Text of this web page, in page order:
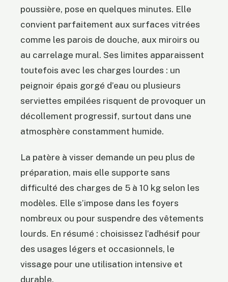
poussière, pose en quelques minutes. Elle
convient parfaitement aux surfaces vitrées
comme les parois de douche, aux miroirs ou
au carrelage mural. Ses limites apparaissent
toutefois avec les charges lourdes : un
peignoir épais gorgé d’eau ou plusieurs
serviettes empilées risquent de provoquer un
décollement progressif, surtout dans une
atmosphère constamment humide.
La patère à visser demande un peu plus de
préparation, mais elle supporte sans
difficulté des charges de 5 à 10 kg selon les
modèles. Elle s’impose dans les foyers
nombreux ou pour suspendre des vêtements
lourds. En résumé : choisissez l’adhésif pour
des usages légers et occasionnels, le
vissage pour une utilisation intensive et
durable.